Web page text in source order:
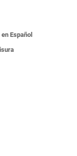
Español